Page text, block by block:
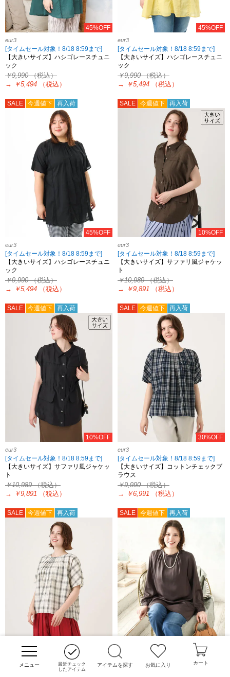
最近チェック
したアイテム
アイテムを探す お気に入り カート
45%OFF
eur3
[タイムセール対象！8/18 8:59まで]
【大きいサイズ】ハシゴレースチュニ
ック
￥9,990（税込）
→
￥5,494 （税込）
45%OFF
eur3
[タイムセール対象！8/18 8:59まで]
【大きいサイズ】ハシゴレースチュニ
ック
￥9,990（税込）
→
￥5,494 （税込）
SALE 今週値下 再入荷
45%OFF
eur3
[タイムセール対象！8/18 8:59まで]
【大きいサイズ】ハシゴレースチュニ
ック
￥9,990（税込）
→
￥5,494 （税込）
SALE 今週値下 再入荷
10%OFF
eur3
[タイムセール対象！8/18 8:59まで]
【大きいサイズ】サファリ風ジャケッ
ト
￥10,989（税込）
→
￥9,891 （税込）
SALE 今週値下 再入荷
10%OFF
eur3
[タイムセール対象！8/18 8:59まで]
【大きいサイズ】サファリ風ジャケッ
ト
￥10,989（税込）
→
￥9,891 （税込）
SALE 今週値下 再入荷
30%OFF
eur3
[タイムセール対象！8/18 8:59まで]
【大きいサイズ】コットンチェックブ
ラウス
￥9,990（税込）
→
￥6,991 （税込）
SALE 今週値下 再入荷
[タイムセール対象！8/18 8:59まで]
【大きいサイズ】コットンチェックブ
SALE 今週値下 再入荷
eur3
[タイムセール対象！8/18 8:59まで]